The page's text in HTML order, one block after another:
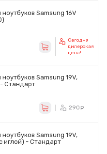
Samsung 16V
Сегодня
дилерская
цена!
Samsung 19V,
- Стандарт
290
Samsung 19V,
иглой) - Стандарт